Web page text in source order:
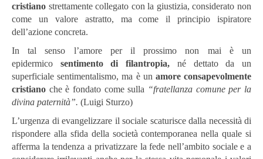
cristiano strettamente collegato con la giustizia, considerato non
come un valore astratto, ma come il principio ispiratore
dell’azione concreta.
In tal senso l’amore per il prossimo non mai è un
epidermico sentimento di filantropia, né dettato da un
superficiale sentimentalismo, ma è un amore consapevolmente
cristiano che è fondato come sulla “fratellanza comune per la
divina paternità”. (Luigi Sturzo)
L’urgenza di evangelizzare il sociale scaturisce dalla necessità di
rispondere alla sfida della società contemporanea nella quale si
afferma la tendenza a privatizzare la fede nell’ambito sociale e a